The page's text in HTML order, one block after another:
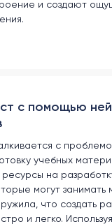
и создают
с помощью
с
учебных
на
могут занимать
что создать
и легко. Используя